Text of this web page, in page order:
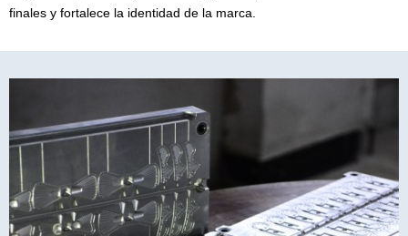
finales y fortalece la identidad de la marca.